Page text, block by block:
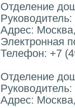
Отделение
Адрес:
Электронная
Телефон: +7
Отделение
Адрес: